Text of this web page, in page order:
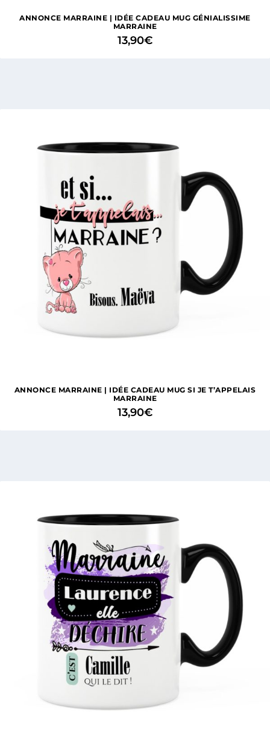
ANNONCE MARRAINE | IDÉE CADEAU MUG GÉNIALISSIME
MARRAINE
13,90€
ANNONCE MARRAINE | IDÉE CADEAU MUG SI JE T’APPELAIS
MARRAINE
13,90€